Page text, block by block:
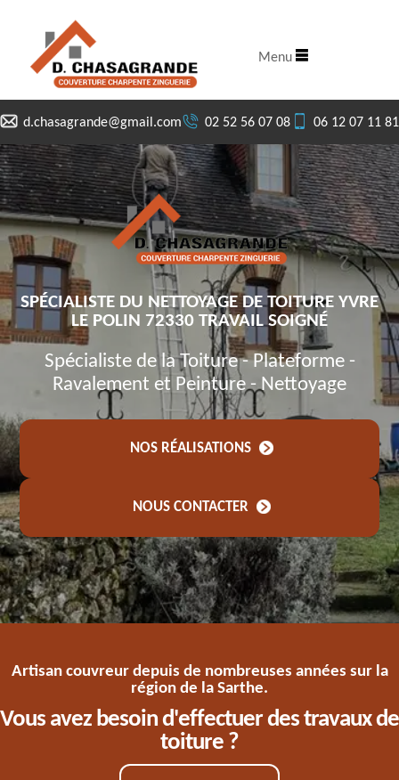
d.chasagrande@gmail.com 02 52 56 07 08 06 12 07 11 81
Menu
SPÉCIALISTE DU NETTOYAGE DE TOITURE YVRE
LE POLIN 72330 TRAVAIL SOIGNÉ
Spécialiste de la Toiture - Plateforme -
Ravalement et Peinture - Nettoyage
NOS RÉALISATIONS
NOUS CONTACTER
Artisan couvreur depuis de nombreuses années sur la
région de la Sarthe.
Vous avez besoin d'effectuer des travaux de
toiture ?